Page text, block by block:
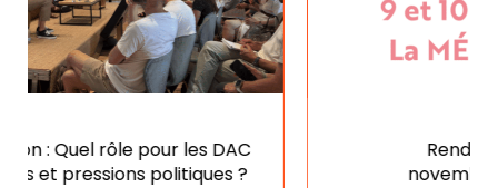
Rendez-vous les 9 et 10
novembre à Bordeaux pour